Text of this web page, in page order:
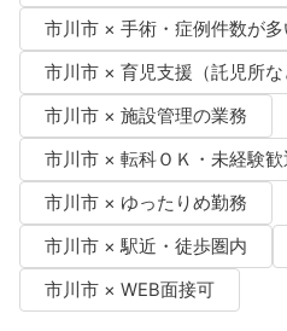
市川市 × 手術・症例件数が多
市川市 × 育児支援（託児所な
市川市 × 施設管理の業務
市川市 × 転科ＯＫ・未経験歓
市川市 × ゆったりめ勤務
市川市 × 駅近・徒歩圏内
市川市 × WEB面接可